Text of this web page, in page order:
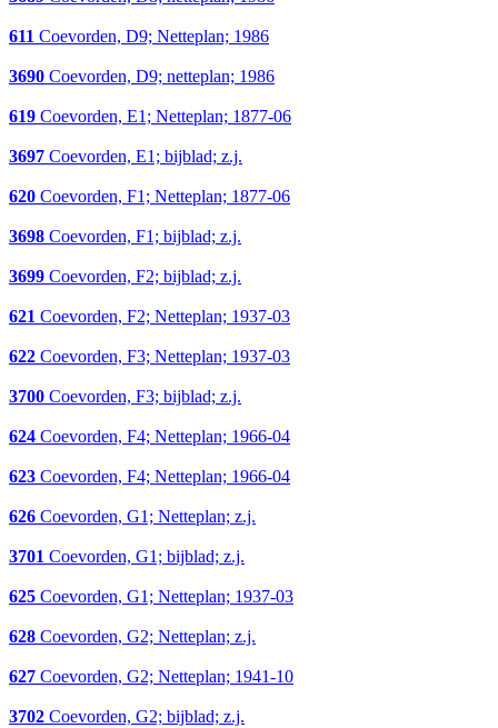
611 Coevorden, D9; Netteplan; 1986
3690 Coevorden, D9; netteplan; 1986
619 Coevorden, E1; Netteplan; 1877-06
3697 Coevorden, E1; bijblad; z.j.
620 Coevorden, F1; Netteplan; 1877-06
3698 Coevorden, F1; bijblad; z.j.
3699 Coevorden, F2; bijblad; z.j.
621 Coevorden, F2; Netteplan; 1937-03
622 Coevorden, F3; Netteplan; 1937-03
3700 Coevorden, F3; bijblad; z.j.
624 Coevorden, F4; Netteplan; 1966-04
623 Coevorden, F4; Netteplan; 1966-04
626 Coevorden, G1; Netteplan; z.j.
3701 Coevorden, G1; bijblad; z.j.
625 Coevorden, G1; Netteplan; 1937-03
628 Coevorden, G2; Netteplan; z.j.
627 Coevorden, G2; Netteplan; 1941-10
3702 Coevorden, G2; bijblad; z.j.